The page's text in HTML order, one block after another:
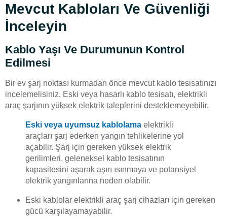
Mevcut Kabloları Ve Güvenliği
İnceleyin
Kablo Yaşı Ve Durumunun Kontrol
Edilmesi
Bir ev şarj noktası kurmadan önce mevcut kablo tesisatınızı
incelemelisiniz. Eski veya hasarlı kablo tesisatı, elektrikli
araç şarjının yüksek elektrik taleplerini desteklemeyebilir.
Eski veya uyumsuz kablolama elektrikli
araçları şarj ederken yangın tehlikelerine yol
açabilir. Şarj için gereken yüksek elektrik
gerilimleri, geleneksel kablo tesisatının
kapasitesini aşarak aşırı ısınmaya ve potansiyel
elektrik yangınlarına neden olabilir.
Eski kablolar elektrikli araç şarj cihazları için gereken
gücü karşılayamayabilir.